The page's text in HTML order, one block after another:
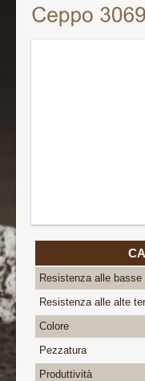
Resistenza alle basse
Resistenza alle alte
Colore
Pezzatura
Produttività